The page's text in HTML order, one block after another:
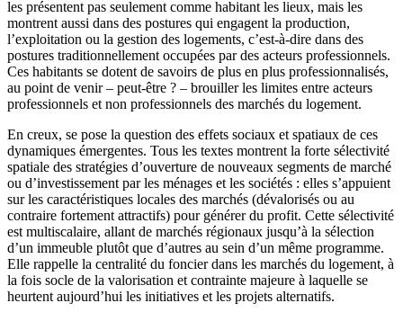
les présentent pas seulement comme habitant les lieux, mais les
montrent aussi dans des postures qui engagent la production,
l’exploitation ou la gestion des logements, c’est-à-dire dans des
postures traditionnellement occupées par des acteurs professionnels.
Ces habitants se dotent de savoirs de plus en plus professionnalisés,
au point de venir – peut-être ? – brouiller les limites entre acteurs
professionnels et non professionnels des marchés du logement.
En creux, se pose la question des effets sociaux et spatiaux de ces
dynamiques émergentes. Tous les textes montrent la forte sélectivité
spatiale des stratégies d’ouverture de nouveaux segments de marché
ou d’investissement par les ménages et les sociétés : elles s’appuient
sur les caractéristiques locales des marchés (dévalorisés ou au
contraire fortement attractifs) pour générer du profit. Cette sélectivité
est multiscalaire, allant de marchés régionaux jusqu’à la sélection
d’un immeuble plutôt que d’autres au sein d’un même programme.
Elle rappelle la centralité du foncier dans les marchés du logement, à
la fois socle de la valorisation et contrainte majeure à laquelle se
heurtent aujourd’hui les initiatives et les projets alternatifs.